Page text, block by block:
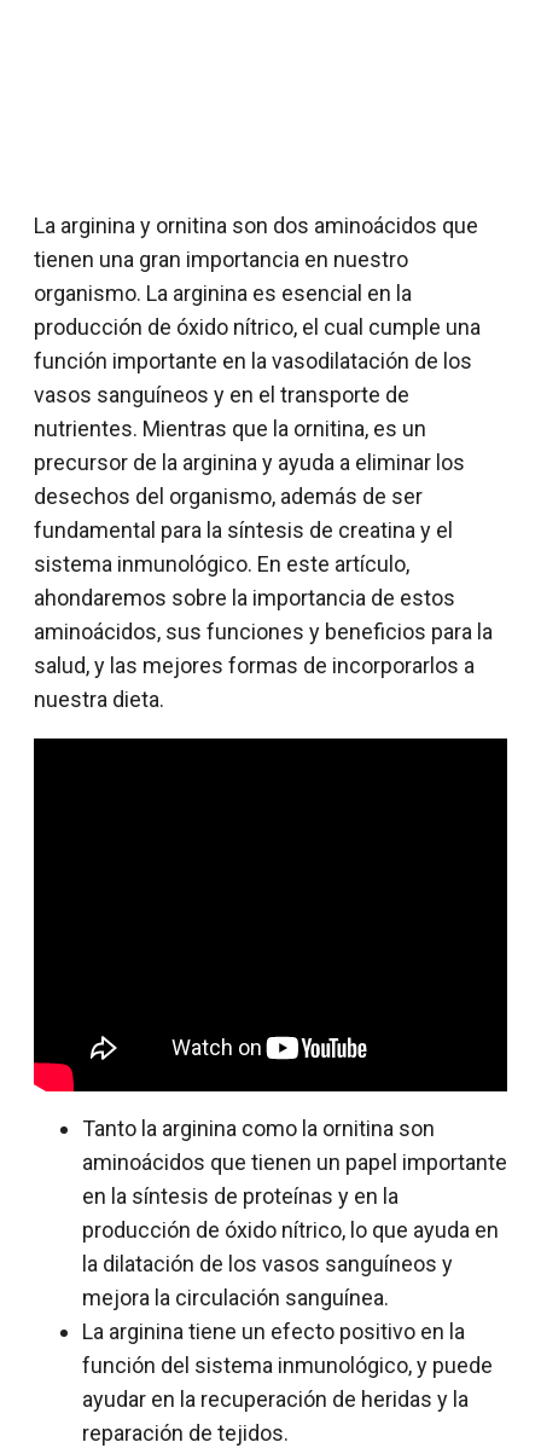
La arginina y ornitina son dos aminoácidos que
tienen una gran importancia en nuestro
organismo. La arginina es esencial en la
producción de óxido nítrico, el cual cumple una
función importante en la vasodilatación de los
vasos sanguíneos y en el transporte de
nutrientes. Mientras que la ornitina, es un
precursor de la arginina y ayuda a eliminar los
desechos del organismo, además de ser
fundamental para la síntesis de creatina y el
sistema inmunológico. En este artículo,
ahondaremos sobre la importancia de estos
aminoácidos, sus funciones y beneficios para la
salud, y las mejores formas de incorporarlos a
nuestra dieta.
Tanto la arginina como la ornitina son
aminoácidos que tienen un papel importante
en la síntesis de proteínas y en la
producción de óxido nítrico, lo que ayuda en
la dilatación de los vasos sanguíneos y
mejora la circulación sanguínea.
La arginina tiene un efecto positivo en la
función del sistema inmunológico, y puede
ayudar en la recuperación de heridas y la
reparación de tejidos.